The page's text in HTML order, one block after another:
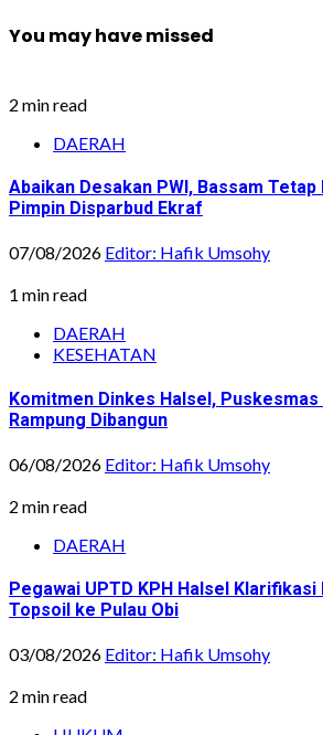
You may have missed
2 min read
DAERAH
Abaikan Desakan PWI, Bassam
Pimpin Disparbud Ekraf
07/08/2026 Editor: Hafik Umsohy
1 min read
DAERAH
KESEHATAN
Komitmen Dinkes Halsel,
Rampung Dibangun
06/08/2026 Editor: Hafik Umsohy
2 min read
DAERAH
Pegawai UPTD KPH Halsel
Topsoil ke Pulau Obi
03/08/2026 Editor: Hafik Umsohy
2 min read